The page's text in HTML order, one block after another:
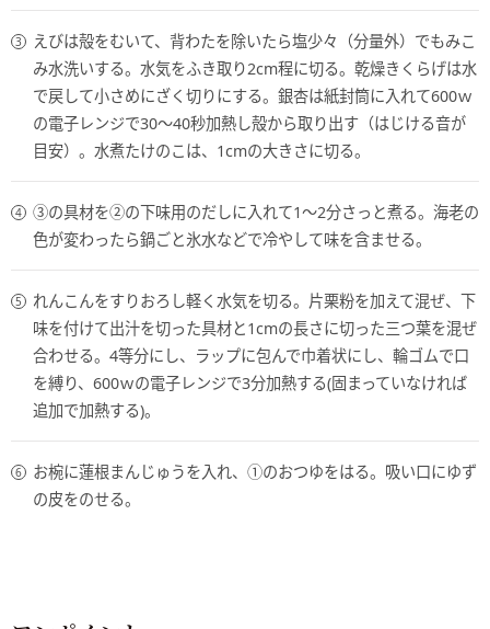
えびは殻をむいて、背わたを除いたら塩少々（分量外）でもみこ
み水洗いする。水気をふき取り2cm程に切る。乾燥きくらげは水
で戻して小さめにざく切りにする。銀杏は紙封筒に入れて600ｗ
の電子レンジで30～40秒加熱し殻から取り出す（はじける音が
目安）。水煮たけのこは、1cmの大きさに切る。
③の具材を②の下味用のだしに入れて1～2分さっと煮る。海老の
色が変わったら鍋ごと氷水などで冷やして味を含ませる。
れんこんをすりおろし軽く水気を切る。片栗粉を加えて混ぜ、下
味を付けて出汁を切った具材と1cmの長さに切った三つ葉を混ぜ
合わせる。4等分にし、ラップに包んで巾着状にし、輪ゴムで口
を縛り、600ｗの電子レンジで3分加熱する(固まっていなければ
追加で加熱する)。
お椀に蓮根まんじゅうを入れ、①のおつゆをはる。吸い口にゆず
の皮をのせる。